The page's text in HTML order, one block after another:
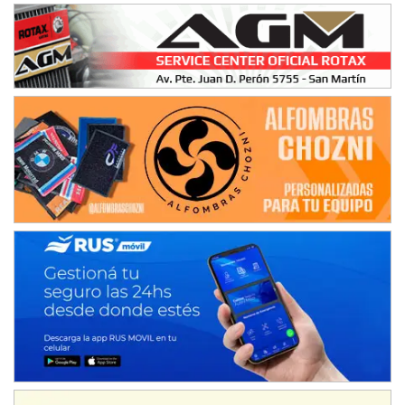
08/09-AGO
IAME SERIES ARGENTINA 6
Ramiro Tot (Asfalto)
Baradero (Buenos Aires)
KDO - F6
Ciudad de Trenque Lauquen (Asfalto)
Trenque Lauquen (Buenos Aires)
ENTRERRIANO - F6 (POSTERGADA)
Parque de la Velocidad (Asfalto)
Villaguay (Entre Ríos)
VICTORIENSE - F7
El Cerro (Tierra)
Victoria (Entre Ríos)
PATAGONICO - F6
Moto Club Reginense (Tierra)
Gral. E. Godoy (Río Negro)
CSK - F7